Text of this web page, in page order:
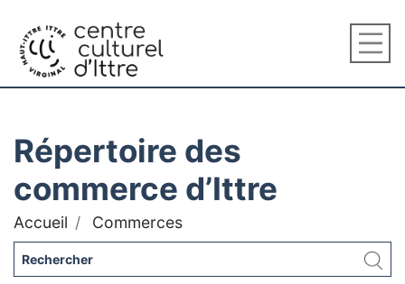
Répertoire des
commerce d’Ittre
Accueil Commerces